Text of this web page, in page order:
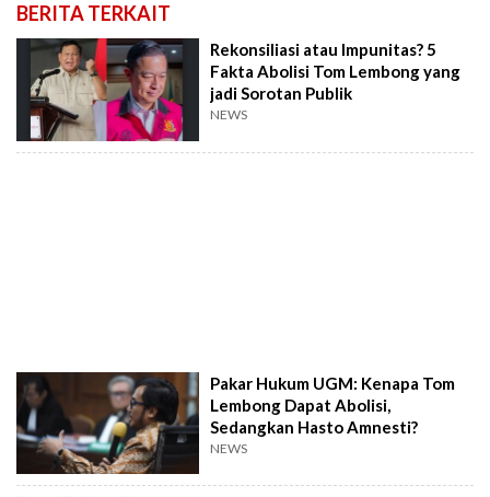
BERITA TERKAIT
Rekonsiliasi atau Impunitas? 5
Fakta Abolisi Tom Lembong yang
jadi Sorotan Publik
NEWS
Pakar Hukum UGM: Kenapa Tom
Lembong Dapat Abolisi,
Sedangkan Hasto Amnesti?
NEWS